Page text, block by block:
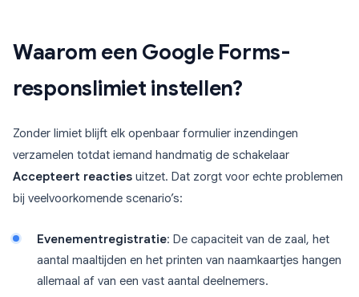
Waarom een Google Forms-
responslimiet instellen?
Zonder limiet blijft elk openbaar formulier inzendingen
verzamelen totdat iemand handmatig de schakelaar
Accepteert reacties uitzet. Dat zorgt voor echte problemen
bij veelvoorkomende scenario’s:
Evenementregistratie: De capaciteit van de zaal, het
aantal maaltijden en het printen van naamkaartjes hangen
allemaal af van een vast aantal deelnemers.